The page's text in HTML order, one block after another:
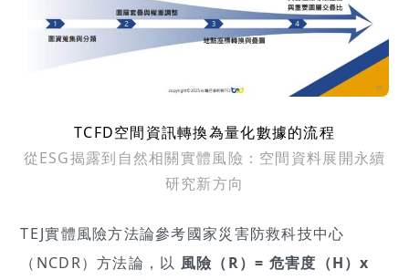
TCFD空間資訊轉換為量化數據的流程
從ESG揭露到自然相關實體風險：空間資料展開永續
研究新方向
TEJ實體風險方法論參考國家災害防救科技中心
（NCDR）方法論，以 風險（R）= 危害度（H）x